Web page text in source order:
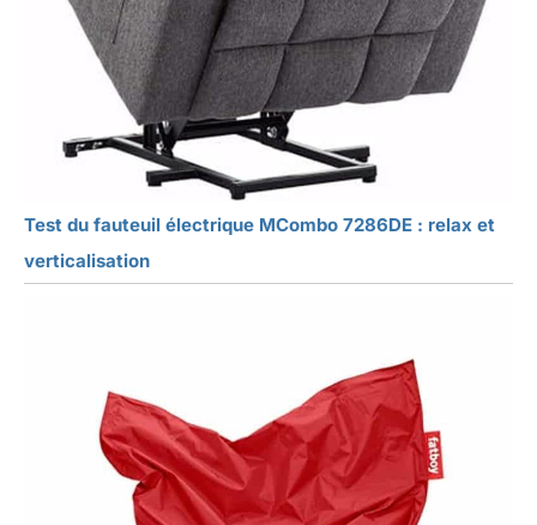
Test du fauteuil électrique MCombo 7286DE : relax et
verticalisation